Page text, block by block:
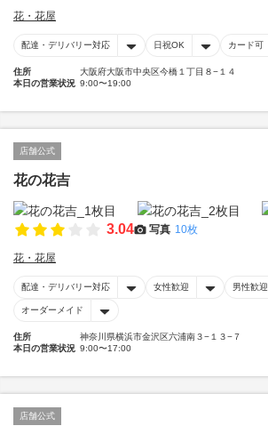
花・花屋
配達・デリバリー対応 日祝OK カード可
住所
大阪府大阪市中央区今橋１丁目８−１４
本日の営業状況 9:00〜19:00
店舗公式
花の花吉
3.04 写真 10枚
花・花屋
配達・デリバリー対応 女性歓迎 男性歓迎
オーダーメイド
住所
神奈川県横浜市金沢区六浦南３−１３−７
本日の営業状況 9:00〜17:00
店舗公式